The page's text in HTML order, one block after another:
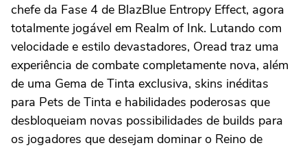
chefe da Fase 4 de BlazBlue Entropy Effect, agora
totalmente jogável em Realm of Ink. Lutando com
velocidade e estilo devastadores, Oread traz uma
experiência de combate completamente nova, além
de uma Gema de Tinta exclusiva, skins inéditas
para Pets de Tinta e habilidades poderosas que
desbloqueiam novas possibilidades de builds para
os jogadores que desejam dominar o Reino de